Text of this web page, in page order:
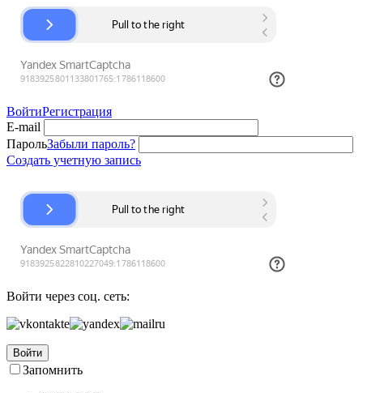
ВойтиРегистрация
E-mail
ПарольЗабыли пароль?
Создать учетную запись
Войти через соц. сеть:
Войти
Запомнить